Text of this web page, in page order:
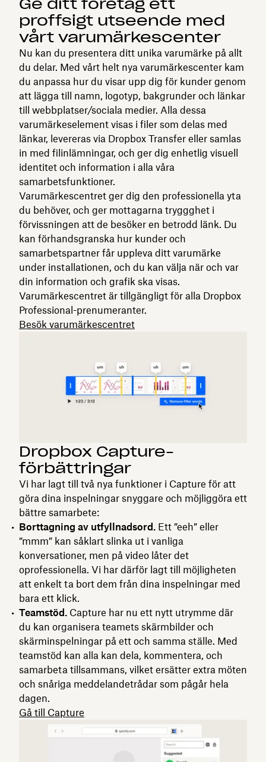
Ge ditt företag ett
proffsigt utseende med
vårt varumärkescenter
Nu kan du presentera ditt unika varumärke på allt
du delar. Med vårt helt nya varumärkescenter kam
du anpassa hur du visar upp dig för kunder genom
att lägga till namn, logotyp, bakgrunder och länkar
till webbplatser/sociala medier. Alla dessa
varumärkeselement visas i filer som delas med
länkar, levereras via Dropbox Transfer eller samlas
in med filinlämningar, och ger dig enhetlig visuell
identitet och information i alla våra
samarbetsfunktioner.
Varumärkescentret ger dig den professionella yta
du behöver, och ger mottagarna tryggghet i
förvissningen att de besöker en betrodd länk. Du
kan förhandsgranska hur kunder och
samarbetspartner får uppleva ditt varumärke
under installationen, och du kan välja när och var
din information och grafik ska visas.
Varumärkescentret är tillgängligt för alla Dropbox
Professional-prenumeranter.
Besök varumärkescentret
Dropbox Capture-
förbättringar
Vi har lagt till två nya funktioner i Capture för att
göra dina inspelningar snyggare och möjliggöra ett
bättre samarbete:
Borttagning av utfyllnadsord. Ett ”eeh” eller
”mmm” kan såklart slinka ut i vanliga
konversationer, men på video låter det
oprofessionella. Vi har därför lagt till möjligheten
att enkelt ta bort dem från dina inspelningar med
bara ett klick.
Teamstöd. Capture har nu ett nytt utrymme där
du kan organisera teamets skärmbilder och
skärminspelningar på ett och samma ställe. Med
teamstöd kan alla kan dela, kommentera, och
samarbeta tillsammans, vilket ersätter extra möten
och snåriga meddelandetrådar som pågår hela
dagen.
Gå till Capture